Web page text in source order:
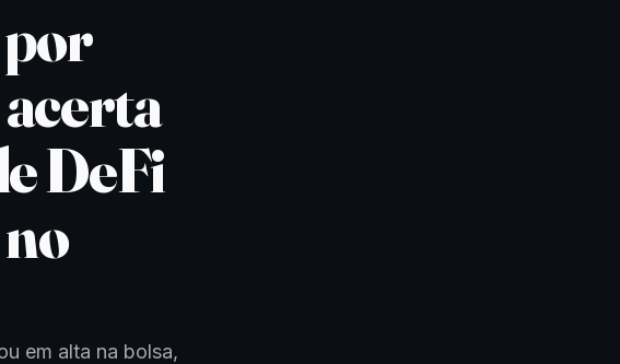
DeFi
em alta na bolsa,